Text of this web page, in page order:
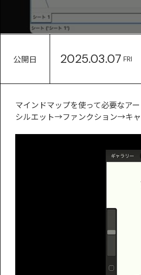
公開日 2025.03.07 FRI
マインドマップを使って必要なア
シルエット→ファンクション→キ